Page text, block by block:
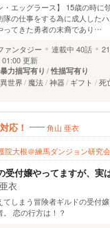
・エッグラース】 15歳の時に
隊の仕事をする為に成人した
ってきた勇者の末裔であり…
ァンタジー 連載中 40話
更新
暴力描写有り 性描写有り
異世界 魔法 神器 ギフト 死
応！ 角山 亜衣
院大根＠練馬ダンジョン研究会
受付嬢やってますが、実
衣
てしまう冒険者ギルドの受付
。 恋の行方は！？